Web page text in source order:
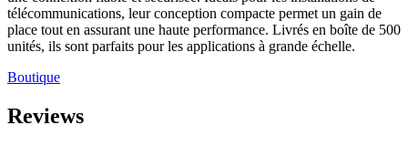
télécommunications, leur conception compacte permet un gain de
place tout en assurant une haute performance. Livrés en boîte de 500
unités, ils sont parfaits pour les applications à grande échelle.
Boutique
Reviews